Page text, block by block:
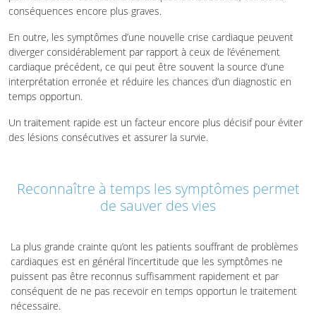
conséquences encore plus graves.
En outre, les symptômes d’une nouvelle crise cardiaque peuvent
diverger considérablement par rapport à ceux de l’événement
cardiaque précédent, ce qui peut être souvent la source d’une
interprétation erronée et réduire les chances d’un diagnostic en
temps opportun.
Un traitement rapide est un facteur encore plus décisif pour éviter
des lésions consécutives et assurer la survie.
Reconnaître à temps les symptômes permet
de sauver des vies
La plus grande crainte qu’ont les patients souffrant de problèmes
cardiaques est en général l’incertitude que les symptômes ne
puissent pas être reconnus suffisamment rapidement et par
conséquent de ne pas recevoir en temps opportun le traitement
nécessaire.